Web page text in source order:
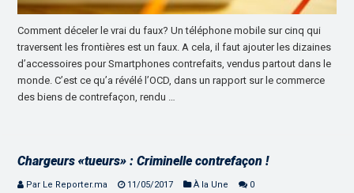
Comment déceler le vrai du faux? Un téléphone mobile sur cinq qui
traversent les frontières est un faux. A cela, il faut ajouter les dizaines
d’accessoires pour Smartphones contrefaits, vendus partout dans le
monde. C’est ce qu’a révélé l’OCD, dans un rapport sur le commerce
des biens de contrefaçon, rendu …
Chargeurs «tueurs» : Criminelle contrefaçon !
Par Le Reporter.ma 11/05/2017 À la Une 0